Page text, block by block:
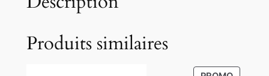
Produits similaires